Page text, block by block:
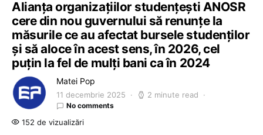
Alianța organizațiilor studențești ANOSR
cere din nou guvernului să renunțe la
măsurile ce au afectat bursele studenților
și să aloce în acest sens, în 2026, cel
puțin la fel de mulți bani ca în 2024
Matei Pop
11 decembrie 2025 2 minute read
No comments
152 de vizualizări